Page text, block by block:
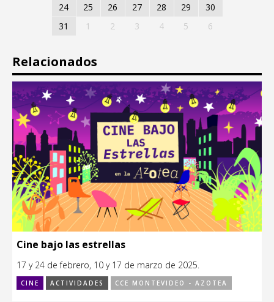
24
25 26 27 28 29
30
31
1 2 3 4 5 6
Relacionados
Cine bajo las estrellas
17 y 24 de febrero, 10 y 17 de marzo de 2025.
CINE ACTIVIDADES CCE MONTEVIDEO - AZOTEA